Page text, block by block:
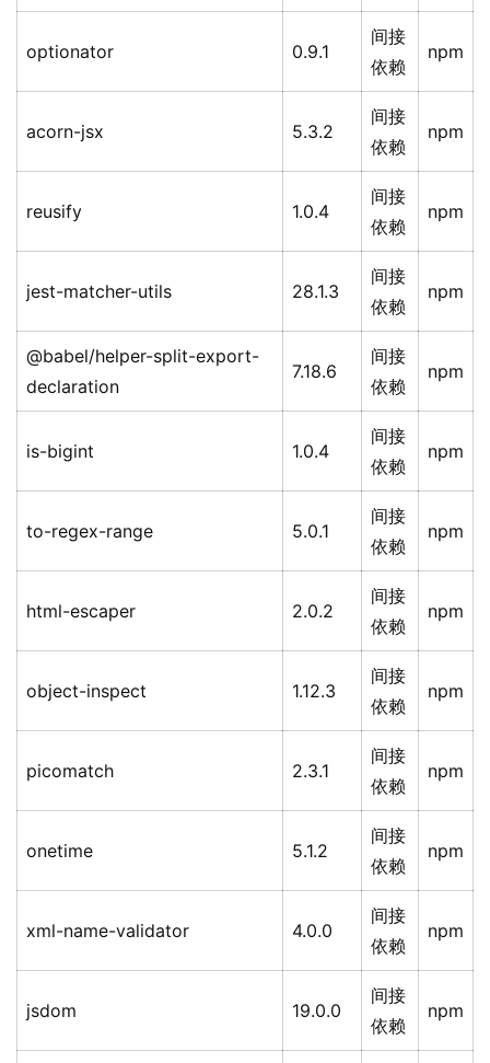
optionator 0.9.1
间接
依赖
npm
acorn-jsx 5.3.2
间接
依赖
npm
reusify 1.0.4
间接
依赖
npm
jest-matcher-utils 28.1.3
间接
依赖
npm
@babel/helper-split-export-
declaration
7.18.6
间接
依赖
npm
is-bigint 1.0.4
间接
依赖
npm
to-regex-range 5.0.1
间接
依赖
npm
html-escaper 2.0.2
间接
依赖
npm
object-inspect 1.12.3
间接
依赖
npm
picomatch 2.3.1
间接
依赖
npm
onetime 5.1.2
间接
依赖
npm
xml-name-validator 4.0.0
间接
依赖
npm
jsdom 19.0.0
间接
依赖
npm